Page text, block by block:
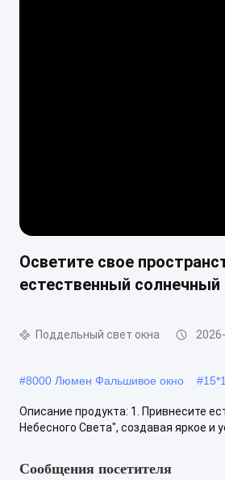
Осветите свое
естественный солнечный
Поддельный свет окна
#8000 Люмен Фальшивое окно #
Описание продукта: 1. Привнесите
Небесного Света", создавая яркое и
Сообщения посетителя